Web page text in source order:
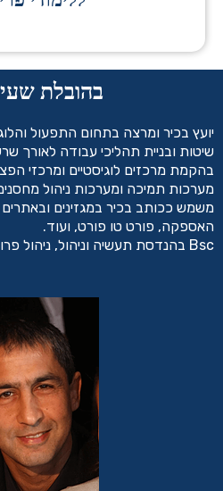
בהובלת
יועץ בכיר ומרצה בתחום התפעול
שיטות ובניית תהליכי עבודה
בהקמת מרכזים לוגיסטיים ומרכזי
מערכות תמיכה ומערכות ניהול
משמש ככותב בכיר במגזינים
האספקה, פורט טו פורט, ועוד.
Bsc בהנדסת תעשיה וניהול, ניהול פרויקטים PMP בטכניון.